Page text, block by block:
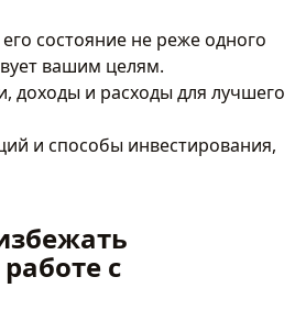
состояние не реже одного
вашим целям.
доходы и расходы для лучшего
и способы инвестирования,
с